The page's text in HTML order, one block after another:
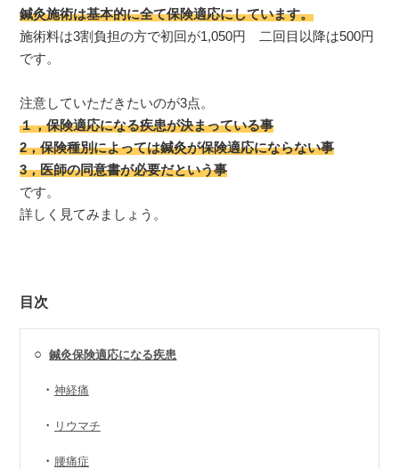
鍼灸施術は基本的に全て保険適応にしています。
施術料は3割負担の方で初回が1,050円 二回目以降は500円
です。
注意していただきたいのが3点。
１，保険適応になる疾患が決まっている事
2，保険種別によっては鍼灸が保険適応にならない事
3，医師の同意書が必要だという事
です。
詳しく見てみましょう。
目次
○鍼灸保険適応になる疾患
・ 神経痛
・ リウマチ
・ 腰痛症